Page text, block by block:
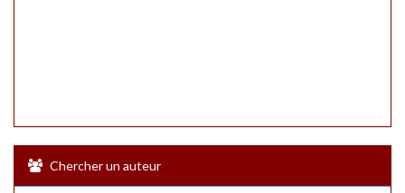
Chercher un auteur